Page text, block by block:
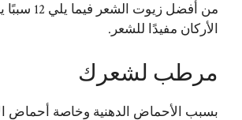
من أفضل زيوت
الأركان مفيدًا للشعر.
مرطب لشعرك
بسبب الأحماض الدهنية وخاصة أحماض